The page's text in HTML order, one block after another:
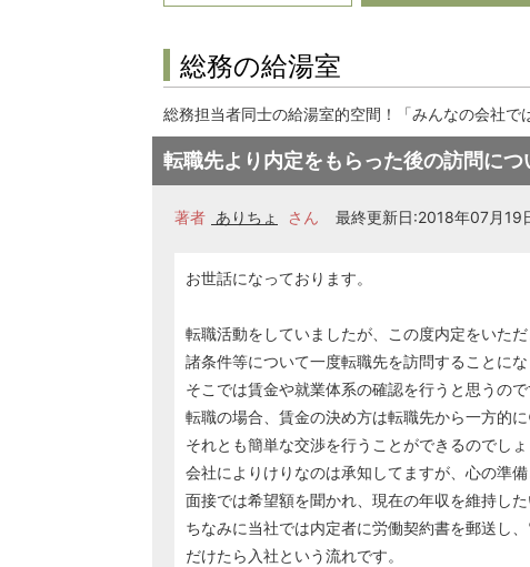
総務の給湯室
総務担当者同士の給湯室的空間！「みんなの会社で
転職先より内定をもらった後の訪問につ
著者 ありちょ さん 最終更新日:2018年07月19
お世話になっております。
転職活動をしていましたが、この度内定をいただ
諸条件等について一度転職先を訪問することにな
そこでは賃金や就業体系の確認を行うと思うので
転職の場合、賃金の決め方は転職先から一方的
それとも簡単な交渉を行うことができるのでしょ
会社によりけりなのは承知してますが、心の準
面接では希望額を聞かれ、現在の年収を維持し
ちなみに当社では内定者に労働契約書を郵送し
だけたら入社という流れです。